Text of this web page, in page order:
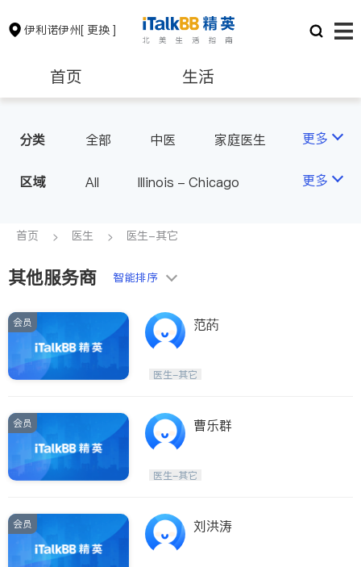
伊利诺伊州[ 更换 ]
首页 生活
保险理财 房地产租售
银行贷款 会计师
建筑装修
非盈利组织
分类 全部 中医
家庭医生
眼科
妇科
儿科
心脏科
神经科
肠胃肝脏科
呼吸科
医生-其它
内分泌科
骨科
更多
区域 All Illinois - Chicago 更多
首页 医生 医生-其它
其他服务商 智能排序
会员 范菂
医生-其它
会员 曹乐群
医生-其它
会员 刘洪涛